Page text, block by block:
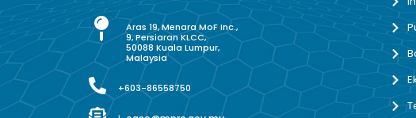
Aras 19, Menara MoF Inc.,
9, Persiaran KLCC,
50088 Kuala Lumpur,
Malaysia
+603-86558750